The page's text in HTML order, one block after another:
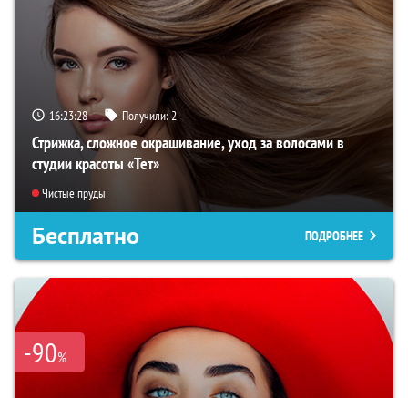
16:23:26 Получили:2
Стрижка, сложное окрашивание, уход за волосами в
студии красоты «Тет»
Чистые пруды
Бесплатно ПОДРОБНЕЕ
-90%